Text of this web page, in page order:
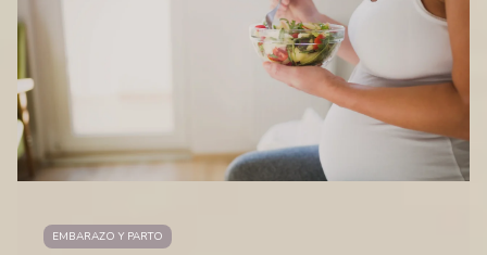
EMBARAZO Y PARTO